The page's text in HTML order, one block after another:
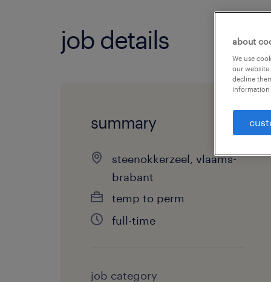
job details
summary
steenokkerzeel, vlaams-
brabant
temp to perm
full-time
job category
about
We use
our
decline
information